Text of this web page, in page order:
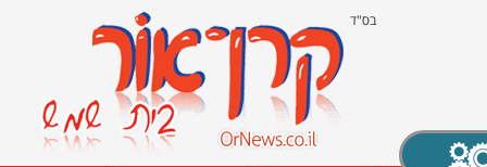
בס"ד
X סגירה